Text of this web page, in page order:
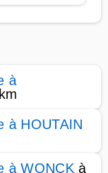
à
à HOUTAIN
à WONCK à